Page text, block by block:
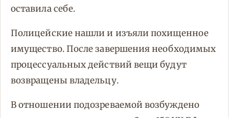
оставила себе.
Полицейские нашли и изъяли похищенное
имущество. После завершения необходимых
процессуальных действий вещи будут
возвращены владельцу.
В отношении подозреваемой возбуждено